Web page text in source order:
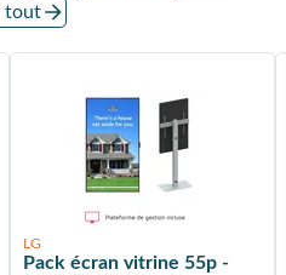
tout
LG
Pack écran vitrine 55p -